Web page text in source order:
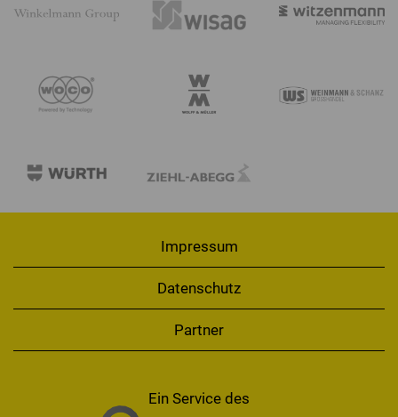
Impressum
Datenschutz
Partner
Ein Service des